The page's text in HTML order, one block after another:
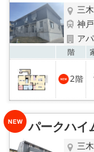
三
神
ア
階
2階
パークハイ
三